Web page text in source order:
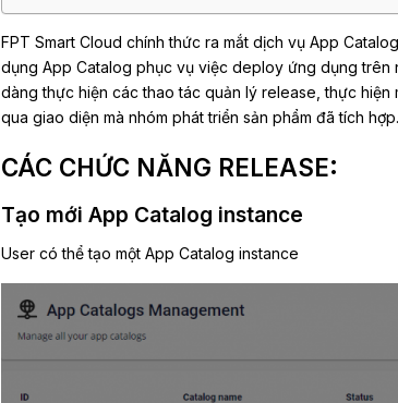
FPT Smart Cloud chính thức ra mắt dịch vụ App
dụng App Catalog phục vụ việc deploy ứng dụng
dàng thực hiện các thao tác quản lý release, thực
qua giao diện mà nhóm phát triển sản phẩm đã tích hợp.
CÁC CHỨC NĂNG RELEASE:
Tạo mới App Catalog instance
User có thể tạo một App Catalog instance